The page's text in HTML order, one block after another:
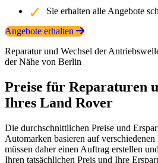
Sie erhalten alle Angebote
Angebote erhalten
Reparatur und Wechsel der
der Nähe von Berlin
Preise für Reparaturen
Ihres Land Rover
Die durchschnittlichen Preise und
Automarken basieren auf
müssen daher einen Auftrag erstellen
Ihren tatsächlichen Preis und Ihre